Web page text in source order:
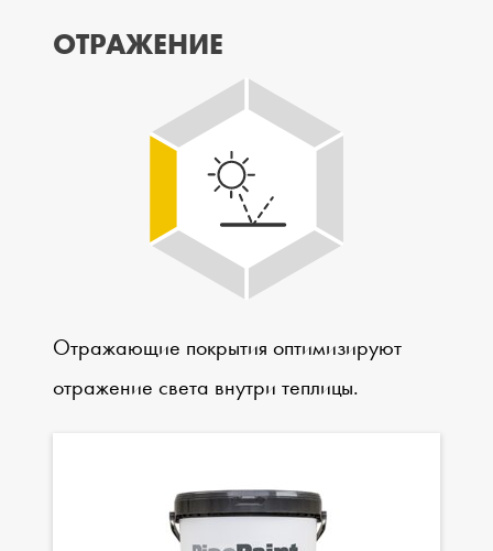
ОТРАЖЕНИЕ
Отражающие покрытия оптимизируют
отражение света внутри теплицы.